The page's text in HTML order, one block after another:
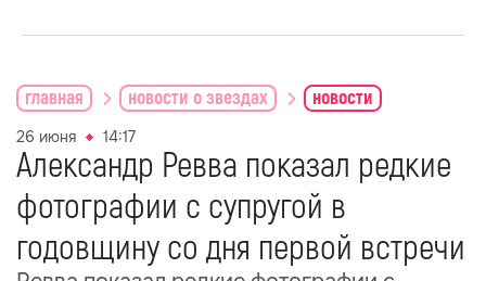
главная новости о звездах новости
26 июня 14:17
Александр Ревва показал редкие
фотографии с супругой в
годовщину со дня первой встречи